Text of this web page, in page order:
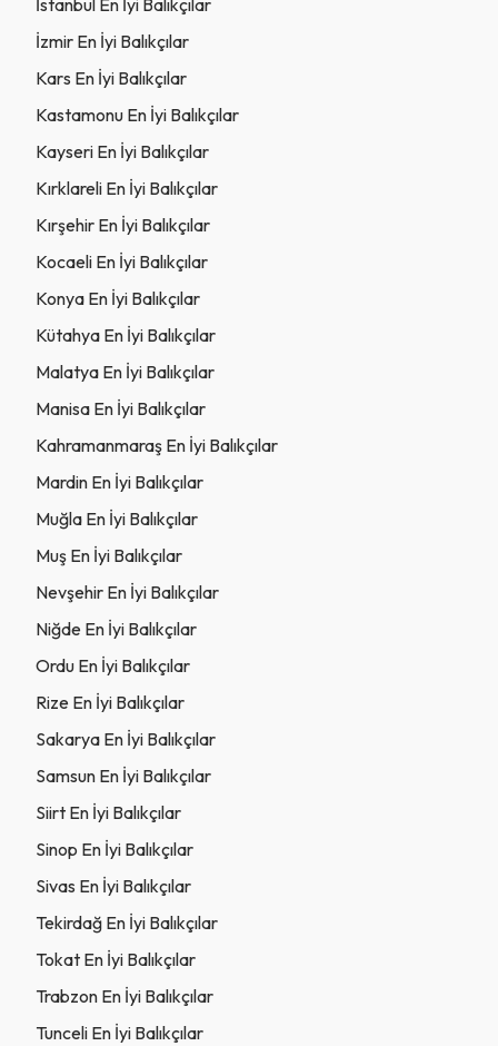
İzmir En İyi Balıkçılar
Kars En İyi Balıkçılar
Kastamonu En İyi Balıkçılar
Kayseri En İyi Balıkçılar
Kırklareli En İyi Balıkçılar
Kırşehir En İyi Balıkçılar
Kocaeli En İyi Balıkçılar
Konya En İyi Balıkçılar
Kütahya En İyi Balıkçılar
Malatya En İyi Balıkçılar
Manisa En İyi Balıkçılar
Kahramanmaraş En İyi Balıkçılar
Mardin En İyi Balıkçılar
Muğla En İyi Balıkçılar
Muş En İyi Balıkçılar
Nevşehir En İyi Balıkçılar
Niğde En İyi Balıkçılar
Ordu En İyi Balıkçılar
Rize En İyi Balıkçılar
Sakarya En İyi Balıkçılar
Samsun En İyi Balıkçılar
Siirt En İyi Balıkçılar
Sinop En İyi Balıkçılar
Sivas En İyi Balıkçılar
Tekirdağ En İyi Balıkçılar
Tokat En İyi Balıkçılar
Trabzon En İyi Balıkçılar
Tunceli En İyi Balıkçılar